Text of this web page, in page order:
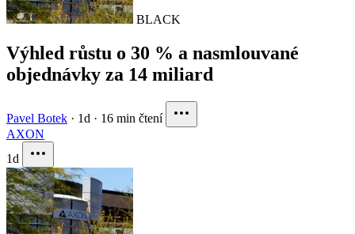
BLACK
Výhled růstu o 30 % a nasmlouvané
objednávky za 14 miliard
Pavel Botek · 1d · 16 min čtení
AXON
1d